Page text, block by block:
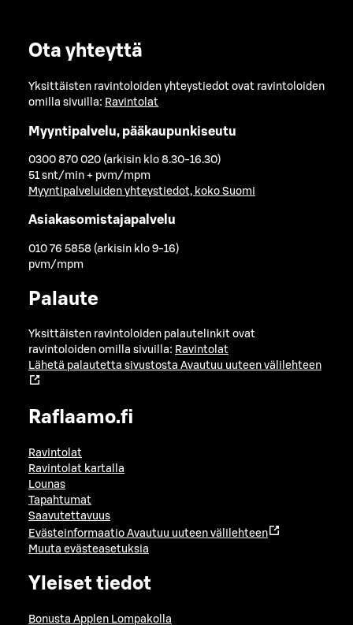
Ota yhteyttä
Yksittäisten ravintoloiden yhteystiedot ovat ravintoloiden
omilla sivuilla: Ravintolat
Myyntipalvelu, pääkaupunkiseutu
0300 870 020 (arkisin klo 8.30-16.30)
51 snt/min + pvm/mpm
Myyntipalveluiden yhteystiedot, koko Suomi
Asiakasomistajapalvelu
010 76 5858 (arkisin klo 9-16)
pvm/mpm
Palaute
Yksittäisten ravintoloiden palautelinkit ovat
ravintoloiden omilla sivuilla: Ravintolat
Lähetä palautetta sivustosta Avautuu uuteen välilehteen
Raflaamo.fi
Ravintolat
Ravintolat kartalla
Lounas
Tapahtumat
Saavutettavuus
Evästeinformaatio Avautuu uuteen välilehteen
Muuta evästeasetuksia
Yleiset tiedot
Bonusta Applen Lompakolla